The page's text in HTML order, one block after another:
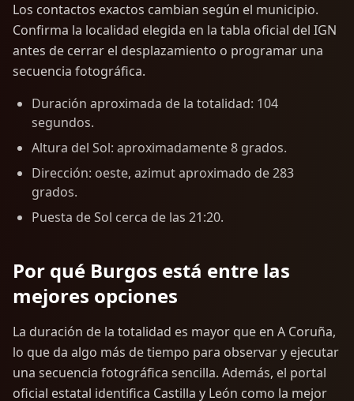
Los contactos exactos cambian según el municipio.
Confirma la localidad elegida en la tabla oficial del IGN
antes de cerrar el desplazamiento o programar una
secuencia fotográfica.
Duración aproximada de la totalidad: 104
segundos.
Altura del Sol: aproximadamente 8 grados.
Dirección: oeste, azimut aproximado de 283
grados.
Puesta de Sol cerca de las 21:20.
Por qué Burgos está entre las
mejores opciones
La duración de la totalidad es mayor que en A Coruña,
lo que da algo más de tiempo para observar y ejecutar
una secuencia fotográfica sencilla. Además, el portal
oficial estatal identifica Castilla y León como la mejor